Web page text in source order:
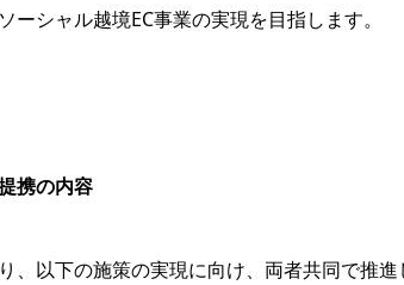
ーシャル越境EC事業の実現を目指します。
携の内容
、以下の施策の実現に向け、両者共同で推進